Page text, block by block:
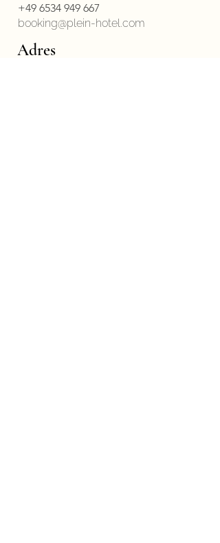
+49 6534 949 667
booking@plein-hotel.com
Adres